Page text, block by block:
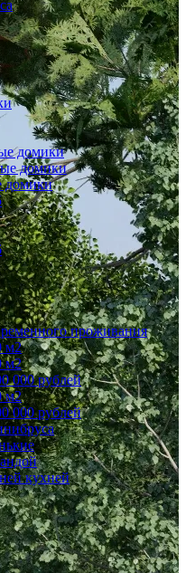
домики
домики
домики
проживания
м2
м2
000 рублей
м2
000 рублей
кухней